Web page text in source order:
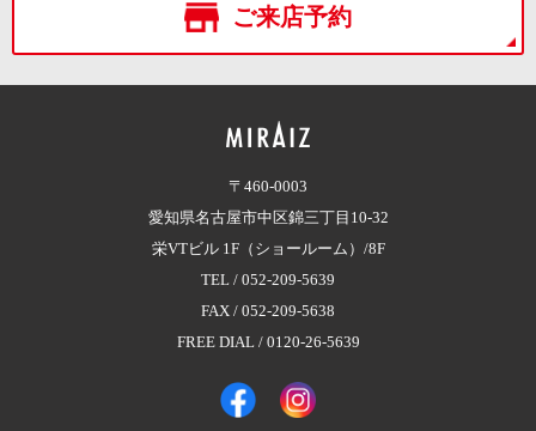
ご来店予約
〒460-0003
愛知県名古屋市中区錦三丁目10-32
栄VTビル 1F（ショールーム）/8F
TEL / 052-209-5639
FAX / 052-209-5638
FREE DIAL / 0120-26-5639